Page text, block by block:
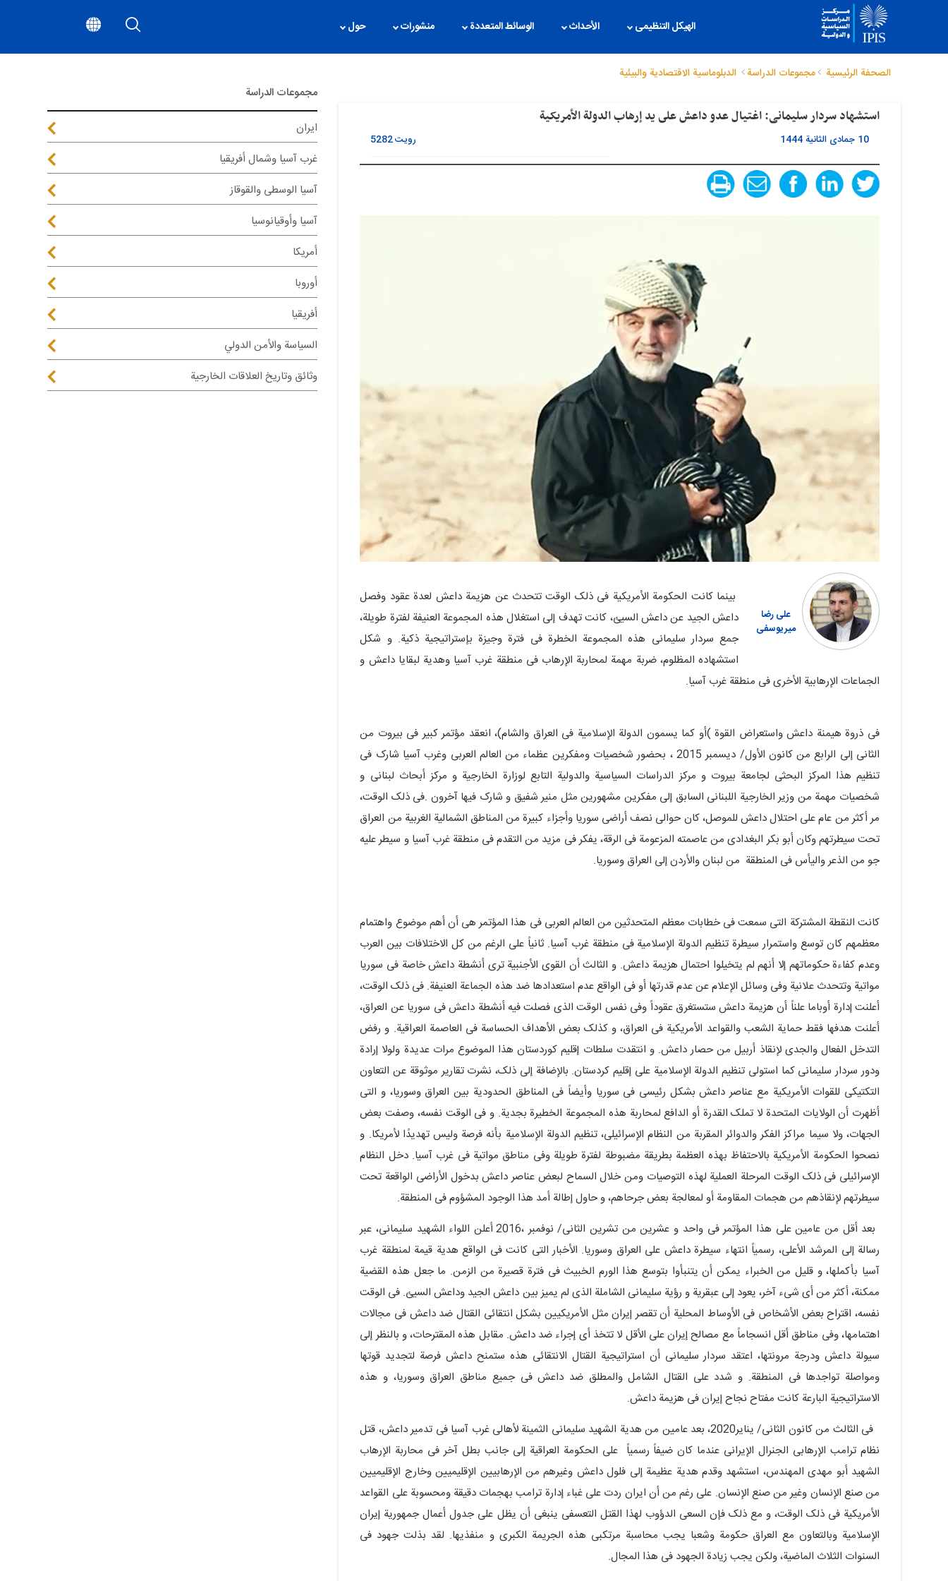
الهیکل التنظیمی الأحداث الوسائط المتعددة منشورات حول
الصحفة الرئيسية مجموعات الدراسة الدبلوماسیة الاقتصادیة والبیئیة
استشهاد سردار سلیمانی: اغتیال عدو داعش على ید إرهاب الدولة الأمریکیة
10 جمادى الثانية 1444 رویت5282
علی رضا
میریوسفی
بینما کانت الحکومة الأمریکیة فی ذلک الوقت تتحدث عن هزیمة داعش لعدة عقود وفصل
داعش الجید عن داعش السیئ، کانت تهدف إلى استغلال هذه المجموعة العنیفة لفترة طویلة،
جمع سردار سلیمانی هذه المجموعة الخطرة فی فترة وجیزة بإستراتیجیة ذکیة. و شکل
استشهاده المظلوم، ضربة مهمة لمحاربة الإرهاب فی منطقة غرب آسیا وهدیة لبقایا داعش و
الجماعات الإرهابیة الأخرى فی منطقة غرب آسیا.
فی ذروة هیمنة داعش واستعراض القوة )أو کما یسمون الدولة الإسلامیة فی العراق والشام)، انعقد مؤتمر کبیر فی بیروت من
الثانی إلى الرابع من کانون الأول/ دیسمبر 2015 ، بحضور شخصیات ومفکرین عظماء من العالم العربی وغرب آسیا شارک فی
تنظیم هذا المرکز البحثی لجامعة بیروت و مرکز الدراسات السیاسیة والدولیة التابع لوزارة الخارجیة و مرکز أبحاث لبنانی و
شخصیات مهمة من وزیر الخارجیة اللبنانی السابق إلى مفکرین مشهورین مثل منیر شفیق و شارک فیها آخرون .فی ذلک الوقت،
مر أکثر من عام على احتلال داعش للموصل، کان حوالی نصف أراضی سوریا وأجزاء کبیرة من المناطق الشمالیة الغربیة من العراق
تحت سیطرتهم وکان أبو بکر البغدادی من عاصمته المزعومة فی الرقة، یفکر فی مزید من التقدم فی منطقة غرب آسیا و سیطر علیه
جو من الذعر والیأس فی المنطقة من لبنان والأردن إلى العراق وسوریا.
کانت النقطة المشترکة التی سمعت فی خطابات معظم المتحدثین من العالم العربی فی هذا المؤتمر هی أن أهم موضوع واهتمام
معظمهم کان توسع واستمرار سیطرة تنظیم الدولة الإسلامیة فی منطقة غرب آسیا. ثانیاً على الرغم من کل الاختلافات بین العرب
وعدم کفاءة حکوماتهم إلا أنهم لم یتخیلوا احتمال هزیمة داعش. و الثالث أن القوى الأجنبیة ترى أنشطة داعش خاصة فی سوریا
مواتیة وتتحدث علانیة وفی وسائل الإعلام عن عدم قدرتها أو فی الواقع عدم استعدادها ضد هذه الجماعة العنیفة. فی ذلک الوقت،
أعلنت إدارة أوباما علناً أن هزیمة داعش ستستغرق عقوداً وفی نفس الوقت الذی فصلت فیه أنشطة داعش فی سوریا عن العراق،
أعلنت هدفها فقط حمایة الشعب والقواعد الأمریکیة فی العراق، و کذلک بعض الأهداف الحساسة فی العاصمة العراقیة. و رفض
التدخل الفعال والجدی لإنقاذ أربیل من حصار داعش. و انتقدت سلطات إقلیم کوردستان هذا الموضوع مرات عدیدة ولولا إرادة
ودور سردار سلیمانی کما استولى تنظیم الدولة الإسلامیة على إقلیم کردستان. بالإضافة إلى ذلک، نشرت تقاریر موثوقة عن التعاون
التکتیکی للقوات الأمریکیة مع عناصر داعش بشکل رئیسی فی سوریا وأیضاً فی المناطق الحدودیة بین العراق وسوریا، و التی
أظهرت أن الولایات المتحدة لا تملک القدرة أو الدافع لمحاربة هذه المجموعة الخطیرة بجدیة. و فی الوقت نفسه، وصفت بعض
الجهات، ولا سیما مراکز الفکر والدوائر المقربة من النظام الإسرائیلی، تنظیم الدولة الإسلامیة بأنه فرصة ولیس تهدیدًا لأمریکا. و
نصحوا الحکومة الأمریکیة بالاحتفاظ بهذه العظمة بطریقة مضبوطة لفترة طویلة وفی مناطق مواتیة فی غرب آسیا. دخل النظام
الإسرائیلی فی ذلک الوقت المرحلة العملیة لهذه التوصیات ومن خلال السماح لبعض عناصر داعش بدخول الأراضی الواقعة تحت
سیطرتهم لإنقاذهم من هجمات المقاومة أو لمعالجة بعض جرحاهم، و حاول إطالة أمد هذا الوجود المشؤوم فی المنطقة.
بعد أقل من عامین على هذا المؤتمر فی واحد و عشرین من تشرین الثانی/ نوفمبر ،2016 أعلن اللواء الشهید سلیمانی، عبر
رسالة إلى المرشد الأعلى، رسمیاً انتهاء سیطرة داعش على العراق وسوریا. الأخبار التی کانت فی الواقع هدیة قیمة لمنطقة غرب
آسیا بأکملها، و قلیل من الخبراء یمکن أن یتنبأوا بتوسع هذا الورم الخبیث فی فترة قصیرة من الزمن. ما جعل هذه القضیة
ممکنة، أکثر من أی شیء آخر، یعود إلى عبقریة و رؤیة سلیمانی الشاملة الذی لم یمیز بین داعش الجید وداعش السیئ. فی الوقت
نفسه، اقتراح بعض الأشخاص فی الأوساط المحلیة أن تقصر إیران مثل الأمریکیین بشکل انتقائی القتال ضد داعش فی مجالات
اهتمامها، وفی مناطق أقل انسجاماً مع مصالح إیران على الأقل لا تتخذ أی إجراء ضد داعش. مقابل هذه المقترحات، و بالنظر إلى
سیولة داعش ودرجة مرونتها، اعتقد سردار سلیمانی أن استراتیجیة القتال الانتقائی هذه ستمنح داعش فرصة لتجدید قوتها
ومواصلة تواجدها فی المنطقة. و شدد على القتال الشامل والمطلق ضد داعش فی جمیع مناطق العراق وسوریا، و هذه
الاستراتیجیة البارعة کانت مفتاح نجاح إیران فی هزیمة داعش.
فی الثالث من کانون الثانی/ ینایر2020، بعد عامین من هدیة الشهید سلیمانی الثمینة لأهالی غرب آسیا فی تدمیر داعش، قتل
نظام ترامب الإرهابی الجنرال الإیرانی عندما کان ضیفاً رسمیاً على الحکومة العراقیة إلى جانب بطل آخر فی محاربة الإرهاب
الشهید أبو مهدی المهندس، استشهد وقدم هدیة عظیمة إلى فلول داعش وغیرهم من الإرهابیین الإقلیمیین وخارج الإقلیمیین
من صنع الإنسان وغیر من صنع الإنسان. علی رغم من أن ایران ردت على غباء إدارة ترامب بهجمات دقیقة ومحسوبة على القواعد
الأمریکیة فی ذلک الوقت، و مع ذلک فإن السعی الدؤوب لهذا القتل التعسفی ینبغی أن یظل على جدول أعمال جمهوریة إیران
الإسلامیة وبالتعاون مع العراق حکومة وشعبا یجب محاسبة مرتکبی هذه الجریمة الکبرى و منفذیها. لقد بذلت جهود فی
السنوات الثلاث الماضیة، ولکن یجب زیادة الجهود فی هذا المجال.
مجموعات الدراسة
ايران
غرب آسيا وشمال أفريقيا
آسيا الوسطى والقوقاز
آسيا وأوقيانوسيا
أمريكا
أوروبا
أفريقيا
السياسة والأمن الدولي
وثائق وتاريخ العلاقات الخارجية